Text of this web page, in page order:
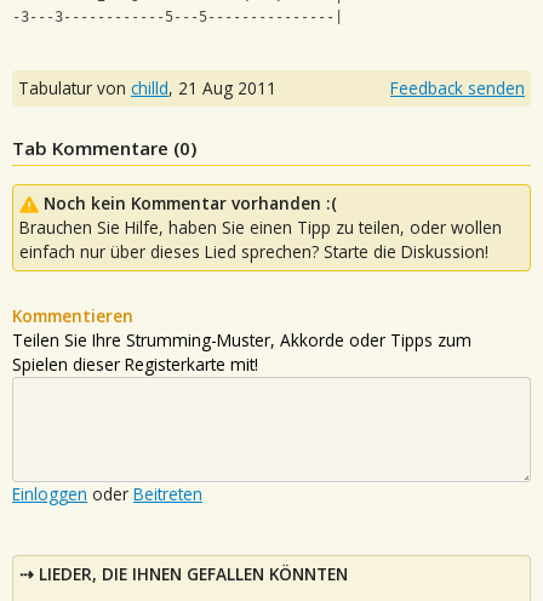
-3---3------------5---5---------------|
Tabulatur von chilld, 21 Aug 2011 Feedback senden
Tab Kommentare (0)
Noch kein Kommentar vorhanden :(
Brauchen Sie Hilfe, haben Sie einen Tipp zu teilen, oder wollen
einfach nur über dieses Lied sprechen? Starte die Diskussion!
Kommentieren
Teilen Sie Ihre Strumming-Muster, Akkorde oder Tipps zum
Spielen dieser Registerkarte mit!
Einloggen oder Beitreten
LIEDER, DIE IHNEN GEFALLEN KÖNNTEN